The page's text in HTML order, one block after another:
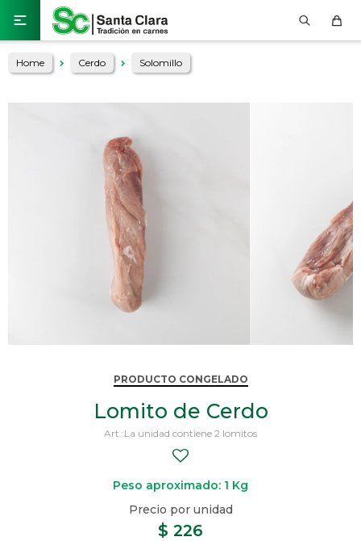

Home Cerdo Solomillo
PRODUCTO CONGELADO
Lomito de Cerdo
La unidad contiene 2 lomitos
Peso aproximado: 1 Kg
$ 226